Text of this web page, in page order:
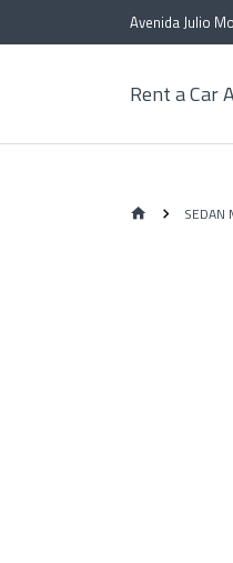
Avenida Julio
Rent a Car
SEDAN